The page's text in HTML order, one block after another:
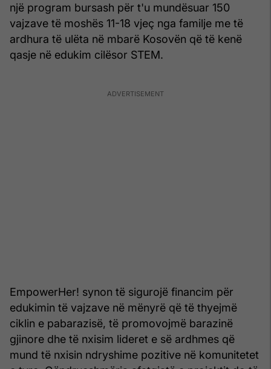
një program bursash për t'u mundësuar 150
vajzave të moshës 11-18 vjeç nga familje me të
ardhura të ulëta në mbarë Kosovën që të kenë
qasje në edukim cilësor STEM.
EmpowerHer! synon të sigurojë financim për
edukimin të vajzave në mënyrë që të thyejmë
ciklin e pabarazisë, të promovojmë barazinë
gjinore dhe të nxisim lideret e së ardhmes që
mund të nxisin ndryshime pozitive në komunitetet